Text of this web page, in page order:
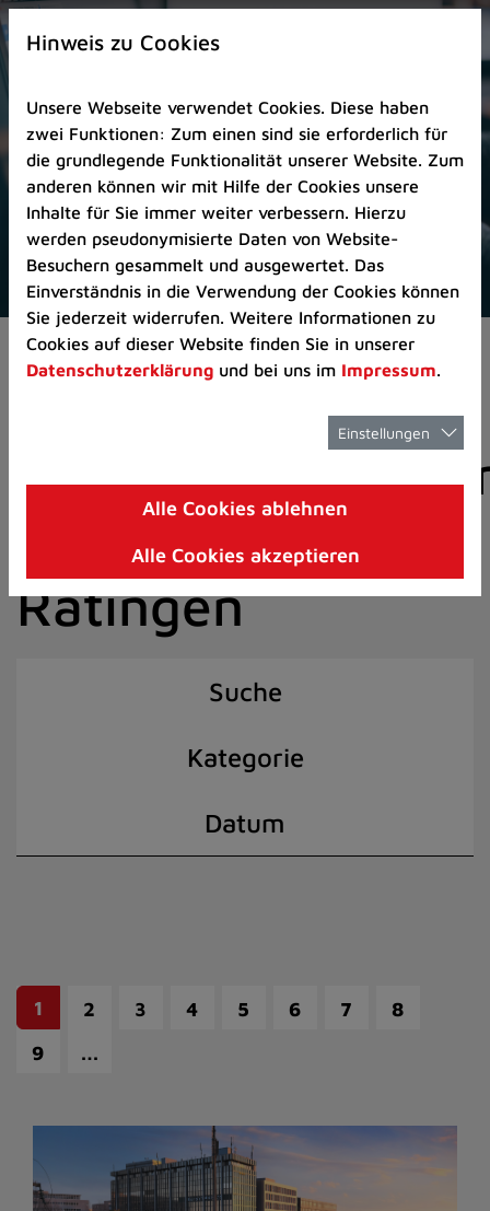
Zur
Startseite
Zum
Seitenanfang
springen
(Schnelltaste
A)
Zur
Navigation/Menü
springen
(Schnelltaste
M)
Zur
8)
I)
Aktuelles Pressemitteilungen
der Stadt
Ratingen
Suche
Kategorie
Datum
1 2 3 4 5 6 7
8
9
…
Hinweis zu Cookies
Unsere Webseite verwendet Cookies. Diese haben
zwei Funktionen: Zum einen sind sie erforderlich für
die grundlegende Funktionalität unserer Website. Zum
anderen können wir mit Hilfe der Cookies unsere
Inhalte für Sie immer weiter verbessern. Hierzu
werden pseudonymisierte Daten von Website-
Besuchern gesammelt und ausgewertet. Das
Einverständnis in die Verwendung der Cookies können
Sie jederzeit widerrufen. Weitere Informationen zu
Cookies auf dieser Website finden Sie in unserer
Datenschutzerklärung und bei uns im Impressum.
Einstellungen
Alle Cookies ablehnen
Alle Cookies akzeptieren